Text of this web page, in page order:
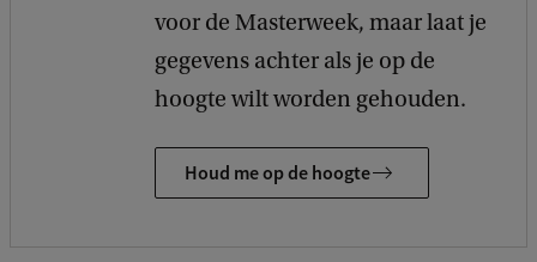
voor de Masterweek, maar laat je
gegevens achter als je op de
hoogte wilt worden gehouden.
Houd me op de hoogte